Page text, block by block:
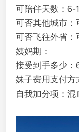
可陪伴天数：6-
可否其他城市：
可否飞往外省：
姨妈期：
接受到手多少
妹子费用支付方
自我加分项：混